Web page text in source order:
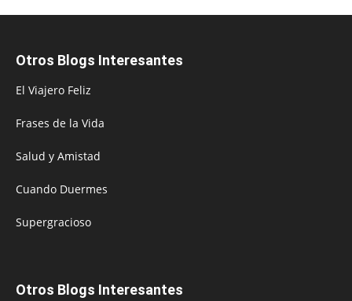
Otros Blogs Interesantes
El Viajero Feliz
Frases de la Vida
Salud y Amistad
Cuando Duermes
Supergracioso
Otros Blogs Interesantes